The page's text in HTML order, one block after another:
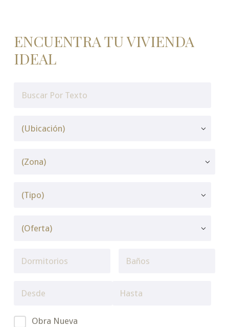
ENCUENTRA TU VIVIENDA
IDEAL
Obra Nueva